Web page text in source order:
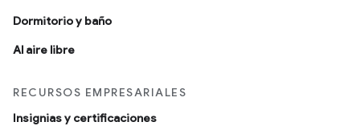
Dormitorio y baño
Al aire libre
RECURSOS EMPRESARIALES
Insignias y certificaciones